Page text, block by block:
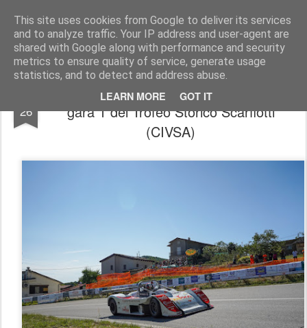
This site uses cookies from Google to deliver its services
and to analyze traffic. Your IP address and user-agent are
shared with Google along with performance and security
metrics to ensure quality of service, generate usage
statistics, and to detect and address abuse.
LEARN MORE GOT IT
AutoMotoCorse. Motorsport Random News 280912
26
Velocità Salita, a Sarnano per pioggia solo
gara 1 del Trofeo Storico Scarfiotti
(CIVSA)